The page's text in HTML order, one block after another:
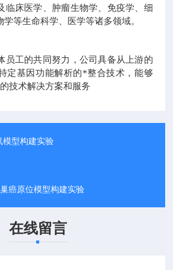
临床医学、肿瘤生物学、免疫学、细
等生命科学、医学等诸多领域。
员工的共同努力，公司具备从上游的
定基因功能解析的*整合技术，能够
技术解决方案和服务
模型构建实验
癌原位模型构建实验
在线留言